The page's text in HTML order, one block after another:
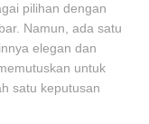
pilihan dengan
Namun, ada satu
elegan dan
untuk
satu keputusan